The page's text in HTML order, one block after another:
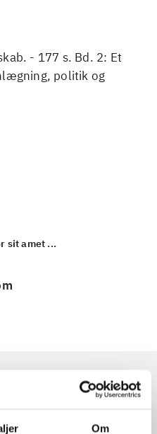
Om
- 177 s. Bd. 2: Et
politik og
sit amet ...